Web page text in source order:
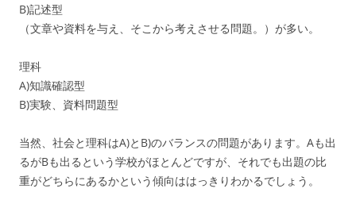
B)記述型
（文章や資料を与え、そこから考えさせる問題。）が多い。
理科
A)知識確認型
B)実験、資料問題型
当然、社会と理科はA)とB)のバランスの問題があります。Aも出
るがBも出るという学校がほとんどですが、それでも出題の比
重がどちらにあるかという傾向ははっきりわかるでしょう。